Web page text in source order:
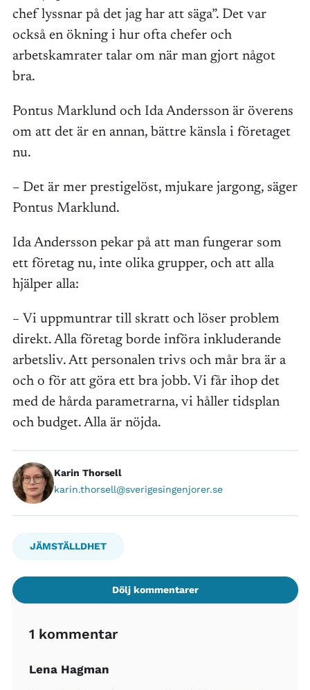
chef lyssnar på det jag har att säga”. Det var
också en ökning i hur ofta chefer och
arbetskamrater talar om när man gjort något
bra.
Pontus Marklund och Ida Andersson är överens
om att det är en annan, bättre känsla i företaget
nu.
– Det är mer prestigelöst, mjukare jargong, säger
Pontus Marklund.
Ida Andersson pekar på att man fungerar som
ett företag nu, inte olika grupper, och att alla
hjälper alla:
– Vi uppmuntrar till skratt och löser problem
direkt. Alla företag borde införa inkluderande
arbetsliv. Att personalen trivs och mår bra är a
och o för att göra ett bra jobb. Vi får ihop det
med de hårda parametrarna, vi håller tidsplan
och budget. Alla är nöjda.
Karin Thorsell
karin.thorsell@sverigesingenjorer.se
JÄMSTÄLLDHET
Dölj kommentarer
1 kommentar
Lena Hagman